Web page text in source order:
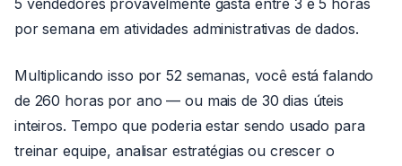
5 vendedores provavelmente gasta entre 3 e 5 horas
por semana em atividades administrativas de dados.
Multiplicando isso por 52 semanas, você está falando
de 260 horas por ano — ou mais de 30 dias úteis
inteiros. Tempo que poderia estar sendo usado para
treinar equipe, analisar estratégias ou crescer o